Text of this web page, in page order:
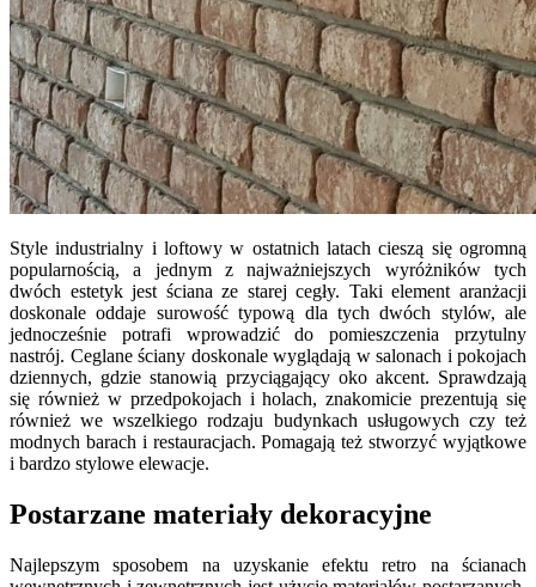
Style industrialny i loftowy w ostatnich latach cieszą się ogromną
popularnością, a jednym z najważniejszych wyróżników tych
dwóch estetyk jest ściana ze starej cegły. Taki element aranżacji
doskonale oddaje surowość typową dla tych dwóch stylów, ale
jednocześnie potrafi wprowadzić do pomieszczenia przytulny
nastrój. Ceglane ściany doskonale wyglądają w salonach i pokojach
dziennych, gdzie stanowią przyciągający oko akcent. Sprawdzają
się również w przedpokojach i holach, znakomicie prezentują się
również we wszelkiego rodzaju budynkach usługowych czy też
modnych barach i restauracjach. Pomagają też stworzyć wyjątkowe
i bardzo stylowe elewacje.
Postarzane materiały dekoracyjne
Najlepszym sposobem na uzyskanie efektu retro na ścianach